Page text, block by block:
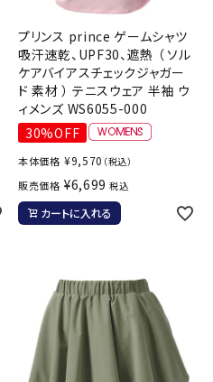
プリンス prince ゲームシャツ
吸汗速乾、UPF30、遮熱 （ ソル
ケアバイアスチェックジャガー
ド 素材 ） テニスウェア 半袖 ウ
ィメンズ WS6055-000
30%OFF
本体価格 ¥9,570 （税込）
販売価格 ¥6,699 税込
カートに入れる